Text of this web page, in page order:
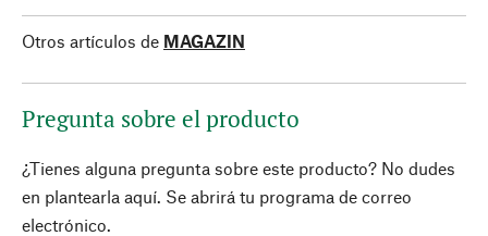
Otros artículos de MAGAZIN
Pregunta sobre el producto
¿Tienes alguna pregunta sobre este producto? No dudes
en plantearla aquí. Se abrirá tu programa de correo
electrónico.